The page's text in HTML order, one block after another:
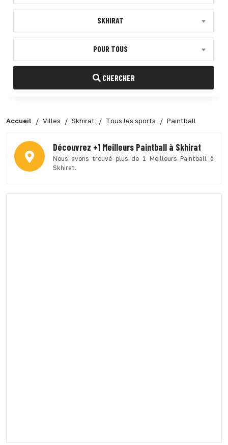
SKHIRAT
POUR TOUS
CHERCHER
Accueil Villes Skhirat Tous les sports Paintball
Découvrez +1 Meilleurs Paintball à Skhirat
Nous avons trouvé plus de 1 Meilleurs Paintball à
Skhirat.